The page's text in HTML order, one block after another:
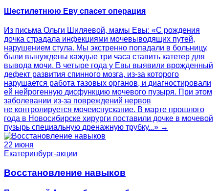
Шестилетнюю Еву спасет операция
Из письма Ольги Шиляевой, мамы Евы: «С рождения
дочка страдала инфекциями мочевыводящих путей,
нарушением стула. Мы экстренно попадали в больницу,
были вынуждены каждые три часа ставить катетер для
вывода мочи. В четыре года у Евы выявили врожденный
дефект развития спинного мозга, из-за которого
нарушается работа тазовых органов, и диагностировали
ей нейрогенную дисфункцию мочевого пузыря. При этом
заболевании из-за повреждений нервов
не контролируется мочеиспускание. В марте прошлого
года в Новосибирске хирурги поставили дочке в мочевой
пузырь специальную дренажную трубку...» →
22 июня
Екатеринбург-акции
Восстановление навыков